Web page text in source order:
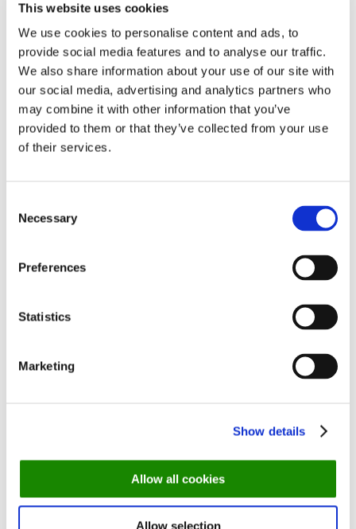
This website uses cookies
We use cookies to personalise content and ads, to
provide social media features and to analyse our traffic.
We also share information about your use of our site with
our social media, advertising and analytics partners who
may combine it with other information that you’ve
provided to them or that they’ve collected from your use
of their services.
Selection
Necessary
Preferences
Statistics
Marketing
Show details
Allow all cookies
Allow selection
Picnic på øen
Der er både mulighed for at spise morgenmad, frokost og
aftenmad i restauranten, ligesom man også kan tage en
picnickurv med derfra og nyde et sted på den fine ø.
Hvor:Vesterø Havnegade 5, 9940 Læsø.
Book bord på Hummerens Hus ➤
Tags: Læsø
PREVIOUS STORY
EWALDS inviterer på franske fristelser